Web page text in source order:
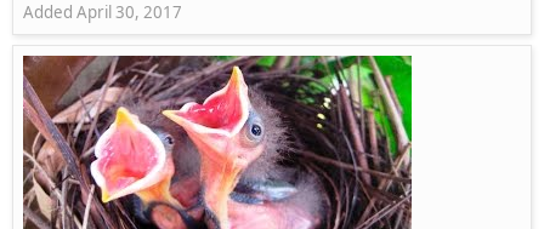
Added April 30, 2017